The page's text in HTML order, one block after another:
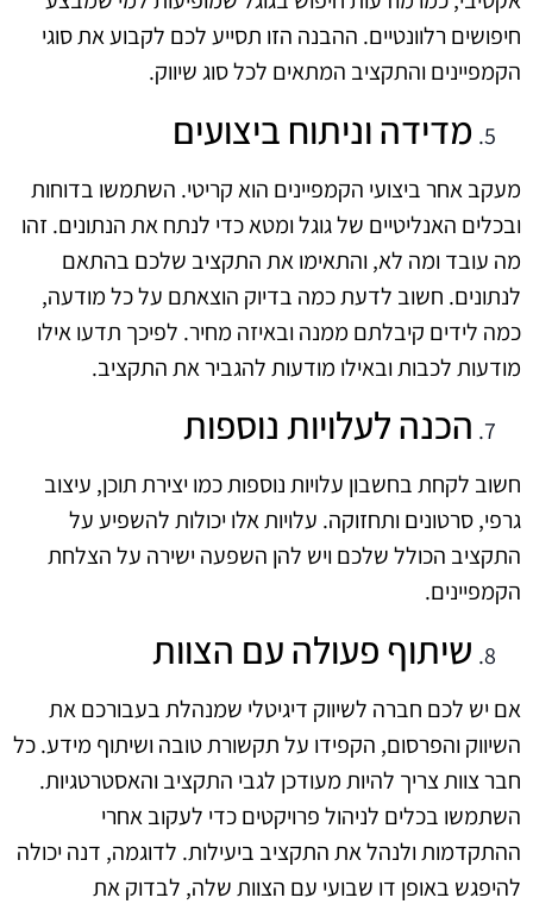
חיפושים רלוונטיים. ההבנה הזו תסייע לכם לקבוע את סוגי
הקמפיינים והתקציב המתאים לכל סוג שיווק.
מדידה וניתוח ביצועים
מעקב אחר ביצועי הקמפיינים הוא קריטי. השתמשו בדוחות
ובכלים האנליטיים של גוגל ומטא כדי לנתח את הנתונים. זהו
מה עובד ומה לא, והתאימו את התקציב שלכם בהתאם
לנתונים. חשוב לדעת כמה בדיוק הוצאתם על כל מודעה,
כמה לידים קיבלתם ממנה ובאיזה מחיר. לפיכך תדעו אילו
מודעות לכבות ובאילו מודעות להגביר את התקציב.
הכנה לעלויות נוספות
חשוב לקחת בחשבון עלויות נוספות כמו יצירת תוכן, עיצוב
גרפי, סרטונים ותחזוקה. עלויות אלו יכולות להשפיע על
התקציב הכולל שלכם ויש להן השפעה ישירה על הצלחת
הקמפיינים.
שיתוף פעולה עם הצוות
אם יש לכם חברה לשיווק דיגיטלי שמנהלת בעבורכם את
השיווק והפרסום, הקפידו על תקשורת טובה ושיתוף מידע. כל
חבר צוות צריך להיות מעודכן לגבי התקציב והאסטרטגיות.
השתמשו בכלים לניהול פרויקטים כדי לעקוב אחרי
ההתקדמות ולנהל את התקציב ביעילות. לדוגמה, דנה יכולה
להיפגש באופן דו שבועי עם הצוות שלה, לבדוק את